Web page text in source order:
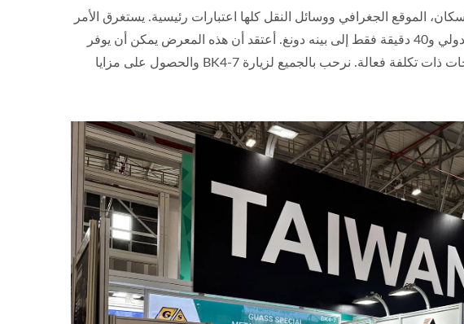
الموقع الجغرافي ووسائل النقل كلها اعتبارات رئيسية. يستغرق الأمر
حوالي 30 دقيقة بالسيارة للوصول إلى مطار تان سون نات الدولي و40 دقيقة فقط إلى بينه دونغ. أعتقد أن هذه المعرض يمكن أن يوفر
فرصًا للتجار المحليين أو الشركات الكبيرة. تقدم الشركة منتجات ذات تكلفة فعالة. نرحب بالجميع لزيارة BK4-7 والحصول على مزايا